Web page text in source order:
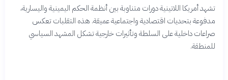
تشهد أمريكا اللاتينية دورات متناوبة بين أنظمة الحكم اليمينية واليسارية،
مدفوعة بتحديات اقتصادية واجتماعية عميقة. هذه التقلبات تعكس
صراعات داخلية على السلطة وتأثيرات خارجية تشكل المشهد السياسي
للمنطقة.